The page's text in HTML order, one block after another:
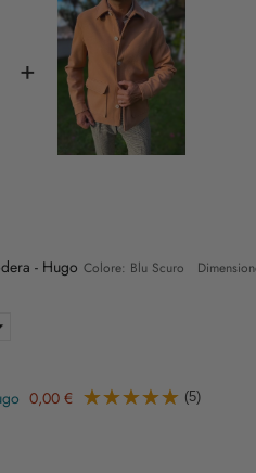
+
- Hugo Colore: Blu Scuro
0,00 € (5)